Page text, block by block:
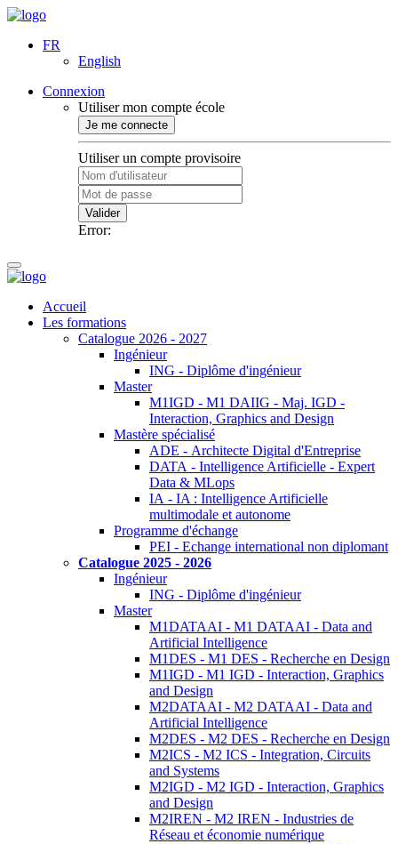
FR
English
Connexion
Utiliser mon compte école
Je me connecte
Utiliser un compte provisoire
Valider
Error:
Accueil
Les formations
Catalogue 2026 - 2027
Ingénieur
ING - Diplôme d'ingénieur
Master
M1IGD - M1 DAIIG - Maj. IGD -
Interaction, Graphics and Design
Mastère spécialisé
ADE - Architecte Digital d'Entreprise
DATA - Intelligence Artificielle - Expert
Data & MLops
IA - IA : Intelligence Artificielle
multimodale et autonome
Programme d'échange
PEI - Echange international non diplomant
Catalogue 2025 - 2026
Ingénieur
ING - Diplôme d'ingénieur
Master
M1DATAAI - M1 DATAAI - Data and
Artificial Intelligence
M1DES - M1 DES - Recherche en Design
M1IGD - M1 IGD - Interaction, Graphics
and Design
M2DATAAI - M2 DATAAI - Data and
Artificial Intelligence
M2DES - M2 DES - Recherche en Design
M2ICS - M2 ICS - Integration, Circuits
and Systems
M2IGD - M2 IGD - Interaction, Graphics
and Design
M2IREN - M2 IREN - Industries de
Réseau et économie numérique